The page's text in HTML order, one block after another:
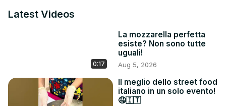
Latest Videos
0:17
La mozzarella perfetta
esiste? Non sono tutte
uguali!
Aug 5, 2026
Il meglio dello street food
italiano in un solo evento!
🤤🇮🇹